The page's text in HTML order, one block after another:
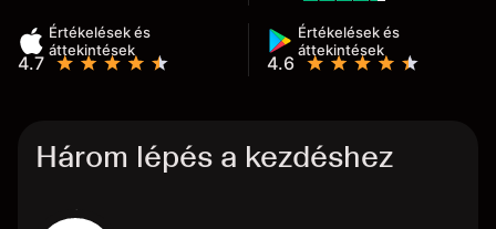
Értékelések és
áttekintések
4.7
Értékelések és
áttekintések
4.6
Három lépés a kezdéshez